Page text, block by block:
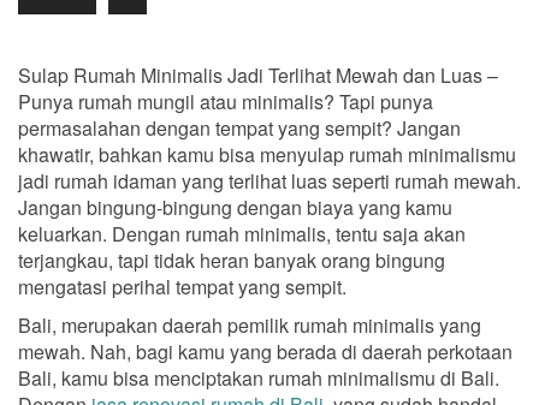
Sulap Rumah Minimalis Jadi Terlihat Mewah dan Luas –
Punya rumah mungil atau minimalis? Tapi punya
permasalahan dengan tempat yang sempit? Jangan
khawatir, bahkan kamu bisa menyulap rumah minimalismu
jadi rumah idaman yang terlihat luas seperti rumah mewah.
Jangan bingung-bingung dengan biaya yang kamu
keluarkan. Dengan rumah minimalis, tentu saja akan
terjangkau, tapi tidak heran banyak orang bingung
mengatasi perihal tempat yang sempit.
Bali, merupakan daerah pemilik rumah minimalis yang
mewah. Nah, bagi kamu yang berada di daerah perkotaan
Bali, kamu bisa menciptakan rumah minimalismu di Bali.